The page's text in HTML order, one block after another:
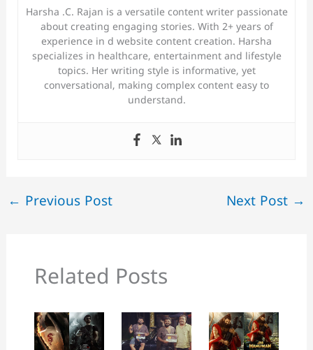
Harsha .C. Rajan is a versatile content writer passionate
about creating engaging stories. With 2+ years of
experience in d website content creation. Harsha
specializes in healthcare, entertainment and lifestyle
topics. Her writing style is informative, yet
conversational, making complex content easy to
understand.
← Previous Post Next Post →
Related Posts